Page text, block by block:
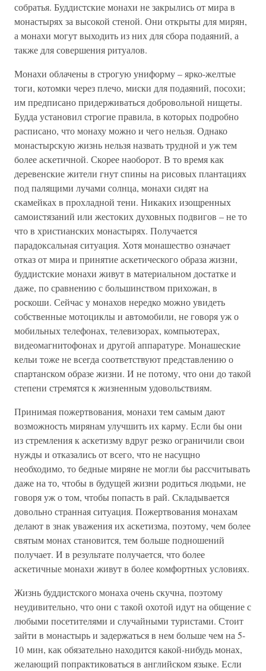
собратья. Буддистские монахи не закрылись от мира в
монастырях за высокой стеной. Они открыты для мирян,
а монахи могут выходить из них для сбора подаяний, а
также для совершения ритуалов.
Монахи облачены в строгую униформу – ярко-желтые
тоги, котомки через плечо, миски для подаяний, посохи;
им предписано придерживаться добровольной нищеты.
Будда установил строгие правила, в которых подробно
расписано, что монаху можно и чего нельзя. Однако
монастырскую жизнь нельзя назвать трудной и уж тем
более аскетичной. Скорее наоборот. В то время как
деревенские жители гнут спины на рисовых плантациях
под палящими лучами солнца, монахи сидят на
скамейках в прохладной тени. Никаких изощренных
самоистязаний или жестоких духовных подвигов – не то
что в христианских монастырях. Получается
парадоксальная ситуация. Хотя монашество означает
отказ от мира и принятие аскетического образа жизни,
буддистские монахи живут в материальном достатке и
даже, по сравнению с большинством прихожан, в
роскоши. Сейчас у монахов нередко можно увидеть
собственные мотоциклы и автомобили, не говоря уж о
мобильных телефонах, телевизорах, компьютерах,
видеомагнитофонах и другой аппаратуре. Монашеские
кельи тоже не всегда соответствуют представлению о
спартанском образе жизни. И не потому, что они до такой
степени стремятся к жизненным удовольствиям.
Принимая пожертвования, монахи тем самым дают
возможность мирянам улучшить их карму. Если бы они
из стремления к аскетизму вдруг резко ограничили свои
нужды и отказались от всего, что не насущно
необходимо, то бедные миряне не могли бы рассчитывать
даже на то, чтобы в будущей жизни родиться людьми, не
говоря уж о том, чтобы попасть в рай. Складывается
довольно странная ситуация. Пожертвования монахам
делают в знак уважения их аскетизма, поэтому, чем более
святым монах становится, тем больше подношений
получает. И в результате получается, что более
аскетичные монахи живут в более комфортных условиях.
Жизнь буддистского монаха очень скучна, поэтому
неудивительно, что они с такой охотой идут на общение с
любыми посетителями и случайными туристами. Стоит
зайти в монастырь и задержаться в нем больше чем на 5-
10 мин, как обязательно находится какой-нибудь монах,
желающий попрактиковаться в английском языке. Если